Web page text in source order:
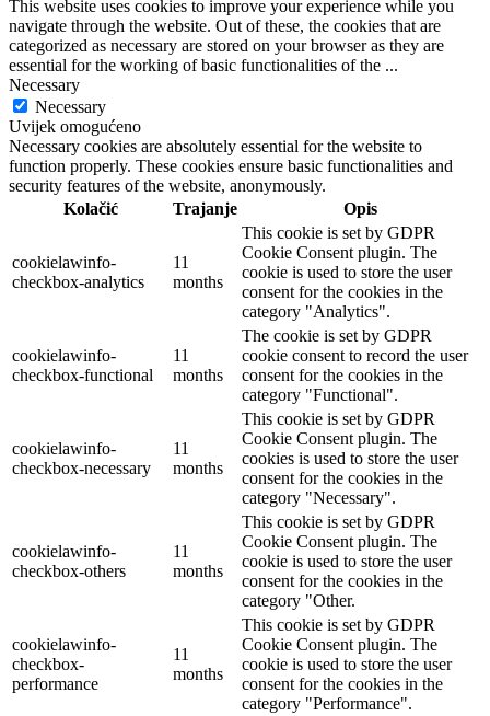
This website uses cookies to improve your experience while you
navigate through the website. Out of these, the cookies that are
categorized as necessary are stored on your browser as they are
essential for the working of basic functionalities of the ...
Necessary
Necessary
Uvijek omogućeno
Necessary cookies are absolutely essential for the website to
function properly. These cookies ensure basic functionalities and
security features of the website, anonymously.
Kolačić
Trajanje Opis
cookielawinfo-
checkbox-analytics
11
months
This cookie is set by GDPR
Cookie Consent plugin. The
cookie is used to store the user
consent for the cookies in the
category "Analytics".
cookielawinfo-
checkbox-functional
11
months
The cookie is set by GDPR
cookie consent to record the user
consent for the cookies in the
category "Functional".
cookielawinfo-
checkbox-necessary
11
months
This cookie is set by GDPR
Cookie Consent plugin. The
cookies is used to store the user
consent for the cookies in the
category "Necessary".
cookielawinfo-
checkbox-others
11
months
This cookie is set by GDPR
Cookie Consent plugin. The
cookie is used to store the user
consent for the cookies in the
category "Other.
cookielawinfo-
checkbox-
performance
11
months
This cookie is set by GDPR
Cookie Consent plugin. The
cookie is used to store the user
consent for the cookies in the
category "Performance".